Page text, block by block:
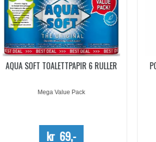
AQUA SOFT TOALETTPAPIR 6 RULLER
Mega Value Pack
kr 69,-